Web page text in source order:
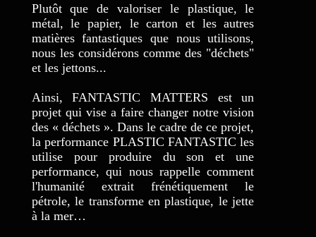
Plutôt que de valoriser le plastique, le
métal, le papier, le carton et les autres
matières fantastiques que nous utilisons,
nous les considérons comme des "déchets"
et les jettons...
Ainsi, FANTASTIC MATTERS est un
projet qui vise a faire changer notre vision
des « déchets ». Dans le cadre de ce projet,
la performance PLASTIC FANTASTIC les
utilise pour produire du son et une
performance, qui nous rappelle comment
l'humanité extrait frénétiquement le
pétrole, le transforme en plastique, le jette
à la mer…